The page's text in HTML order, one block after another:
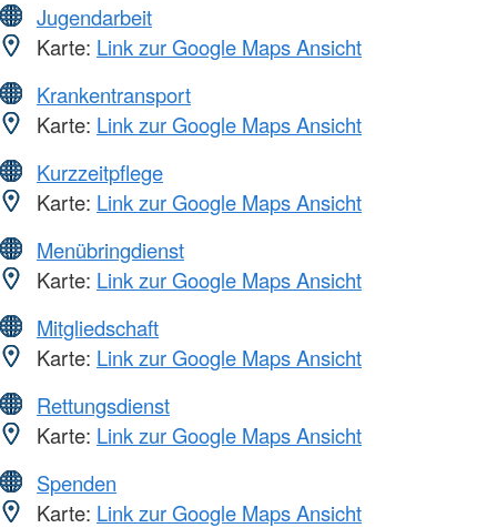
Jugendarbeit
Karte: Link zur Google Maps Ansicht
Krankentransport
Karte: Link zur Google Maps Ansicht
Kurzzeitpflege
Karte: Link zur Google Maps Ansicht
Menübringdienst
Karte: Link zur Google Maps Ansicht
Mitgliedschaft
Karte: Link zur Google Maps Ansicht
Rettungsdienst
Karte: Link zur Google Maps Ansicht
Spenden
Karte: Link zur Google Maps Ansicht